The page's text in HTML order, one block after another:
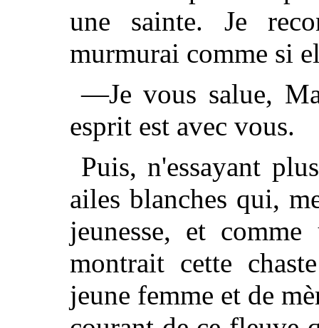
une sainte. Je
murmurai comme si
—Je vous salue,
esprit est avec vous.
Puis, n'essayant
ailes blanches qui,
jeunesse, et
montrait cette
jeune femme et de